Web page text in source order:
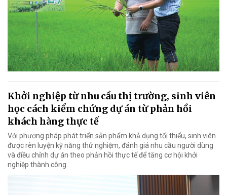
Khởi nghiệp từ nhu cầu thị trường, sinh viên
học cách kiểm chứng dự án từ phản hồi
khách hàng thực tế
Với phương pháp phát triển sản phẩm khả dụng tối thiểu, sinh viên
được rèn luyện kỹ năng thử nghiệm, đánh giá nhu cầu người dùng
và điều chỉnh dự án theo phản hồi thực tế để tăng cơ hội khởi
nghiệp thành công.